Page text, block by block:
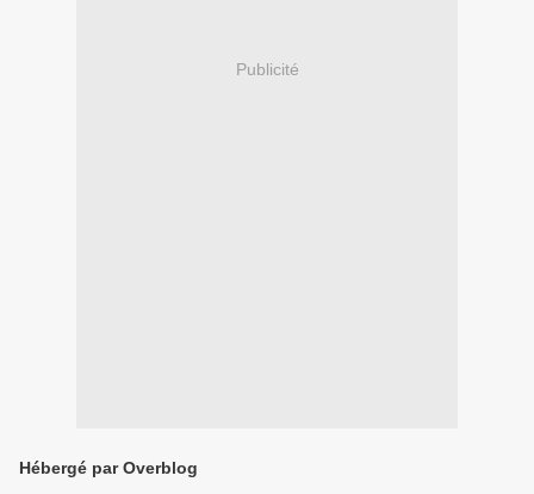
Publicité
Hébergé par Overblog